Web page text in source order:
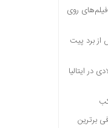
روی
از برد پیت
در ایتالیا
۲۰۲۱»؛ معرفی برترین